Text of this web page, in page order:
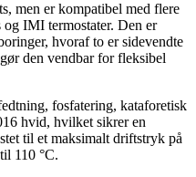
men er kompatibel med flere
IMI termostater. Den er
hvoraf to er sidevendte
den vendbar for fleksibel
fosfatering, kataforetisk
hvid, hvilket sikrer en
til et maksimalt driftstryk på
110 °C.